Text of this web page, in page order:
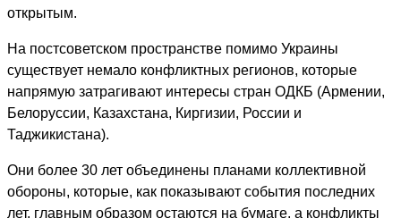
открытым.
На постсоветском пространстве помимо Украины
существует немало конфликтных регионов, которые
напрямую затрагивают интересы стран ОДКБ (Армении,
Белоруссии, Казахстана, Киргизии, России и
Таджикистана).
Они более 30 лет объединены планами коллективной
обороны, которые, как показывают события последних
лет, главным образом остаются на бумаге, а конфликты